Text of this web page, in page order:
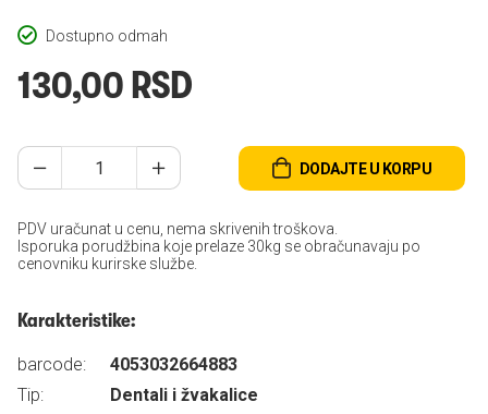
Dostupno odmah
130,00 RSD
DODAJTE U KORPU
PDV uračunat u cenu, nema skrivenih troškova.
Isporuka porudžbina koje prelaze 30kg se obračunavaju po
cenovniku kurirske službe.
Karakteristike:
barcode:
4053032664883
Tip:
Dentali i žvakalice